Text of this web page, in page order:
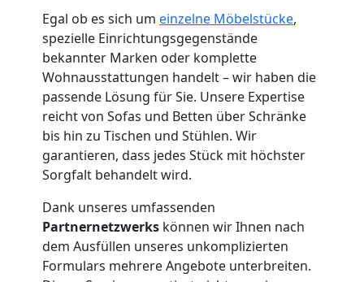
Egal ob es sich um einzelne Möbelstücke,
spezielle Einrichtungsgegenstände
bekannter Marken oder komplette
Wohnausstattungen handelt – wir haben die
passende Lösung für Sie. Unsere Expertise
reicht von Sofas und Betten über Schränke
bis hin zu Tischen und Stühlen. Wir
garantieren, dass jedes Stück mit höchster
Sorgfalt behandelt wird.
Dank unseres umfassenden
Partnernetzwerks können wir Ihnen nach
dem Ausfüllen unseres unkomplizierten
Formulars mehrere Angebote unterbreiten.
Kleintransport
Wiener
Neustadt
Möbelmontage
Wiener
Neustadt